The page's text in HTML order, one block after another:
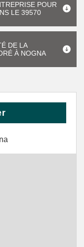
POUR
LE 39570
DE LA
À NOGNA